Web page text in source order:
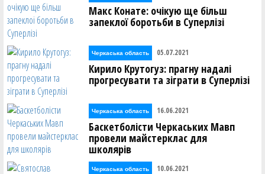
Макс Конате: очікую ще більш
запеклої боротьби в Суперлізі
Черкаська область 05.07.2021
Кирило Крутогуз: прагну надалі
прогресувати та зіграти в Суперлізі
Черкаська область 16.06.2021
Баскетболісти Черкаських Мавп
провели майстерклас для
школярів
Черкаська область 10.06.2021